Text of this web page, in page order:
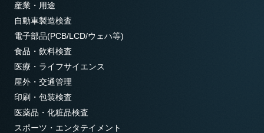
産業・用途
自動車製造検査
電子部品(PCB/LCD/ウェハ等)
食品・飲料検査
医療・ライフサイエンス
屋外・交通管理
印刷・包装検査
医薬品・化粧品検査
スポーツ・エンタテイメント